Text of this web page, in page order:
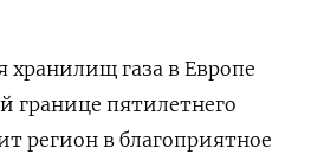
хранилищ газа в Европе
границе пятилетнего
регион в благоприятное